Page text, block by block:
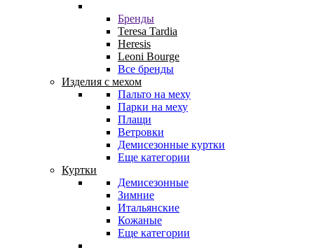
Бренды
Teresa Tardia
Heresis
Leoni Bourge
Все бренды
Изделия с мехом
Пальто на меху
Парки на меху
Плащи
Ветровки
Демисезонные куртки
Еще категории
Куртки
Демисезонные
Зимние
Итальянские
Кожаные
Еще категории